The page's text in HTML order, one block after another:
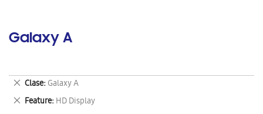
Galaxy A
Clase Galaxy A
Eliminar
este
artículo
Feature HD Display
Eliminar